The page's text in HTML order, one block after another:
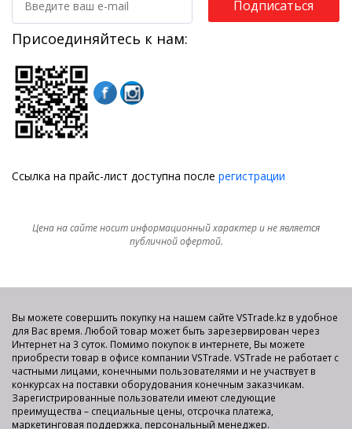
Подписаться
Присоединяйтесь к нам:
Ссылка на прайс-лист доступна после регистрации
Цена на сайте носит информационный характер и не является
публичной офертой.
Вы можете совершить покупку на нашем сайте VSTrade.kz в удобное
для Вас время. Любой товар может быть зарезервирован через
Интернет на 3 суток. Помимо покупок в интернете, Вы можете
приобрести товар в офисе компании VSTrade. VSTrade не работает с
частными лицами, конечными пользователями и не участвует в
конкурсах на поставки оборудования конечным заказчикам.
Зарегистрированные пользователи имеют следующие
преимущества – специальные цены, отсрочка платежа,
маркетинговая поддержка, персональный менеджер.